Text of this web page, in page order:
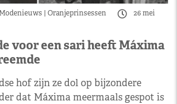
Oranjeprinsessen
26 mei
voor een sari heeft Máxima
hof zijn ze dol op bijzondere
dat Máxima meermaals gespot is